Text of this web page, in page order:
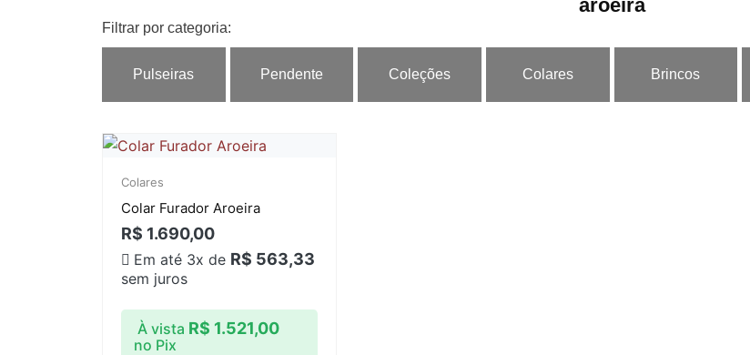
aroeira
Filtrar por categoria:
Pulseiras Pendente Coleções Colares Brincos
Colares
Colar Furador Aroeira
R$ 1.690,00
Em até 3x de R$ 563,33
sem juros
À vista R$ 1.521,00
no Pix